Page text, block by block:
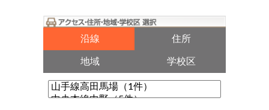
沿線 住所
地域 学校区